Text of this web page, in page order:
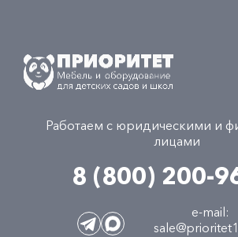
Работаем с юридическими и
лицами
8 (800) 200-
e-mail: